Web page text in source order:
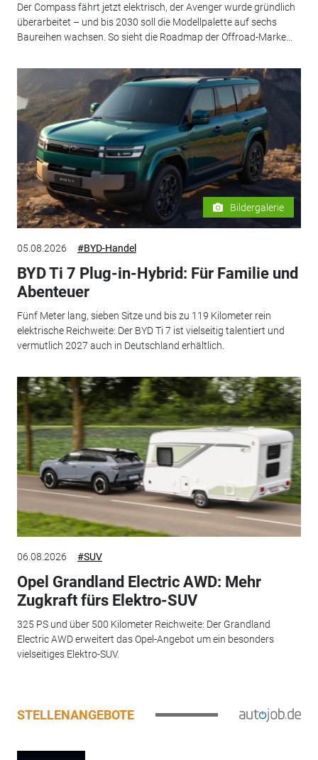
Der Compass fährt jetzt elektrisch, der Avenger wurde gründlich
überarbeitet – und bis 2030 soll die Modellpalette auf sechs
Baureihen wachsen. So sieht die Roadmap der Offroad-Marke...
Bildergalerie
05.08.2026 #BYD-Handel
BYD Ti 7 Plug-in-Hybrid: Für Familie und
Abenteuer
Fünf Meter lang, sieben Sitze und bis zu 119 Kilometer rein
elektrische Reichweite: Der BYD Ti 7 ist vielseitig talentiert und
vermutlich 2027 auch in Deutschland erhältlich.
06.08.2026 #SUV
Opel Grandland Electric AWD: Mehr
Zugkraft fürs Elektro-SUV
325 PS und über 500 Kilometer Reichweite: Der Grandland
Electric AWD erweitert das Opel-Angebot um ein besonders
vielseitiges Elektro-SUV.
STELLENANGEBOTE